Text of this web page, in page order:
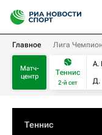
Главное Лига
Матч-
центр
Теннис
2-й сет
А.
Д.
Теннис